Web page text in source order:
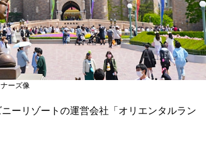
ーズ像
ーリゾートの運営会社「オリエンタルラン